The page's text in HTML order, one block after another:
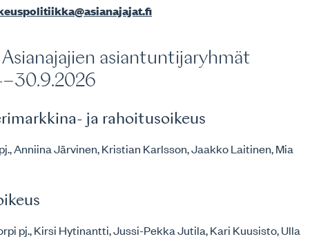
asiantuntijaryhmät
ja rahoitusoikeus
Anniina Järvinen, Kristian Karlsson, Jaakko Laitinen, Mia
pj., Kirsi Hytinantti, Jussi-Pekka Jutila, Kari Kuusisto, Ulla